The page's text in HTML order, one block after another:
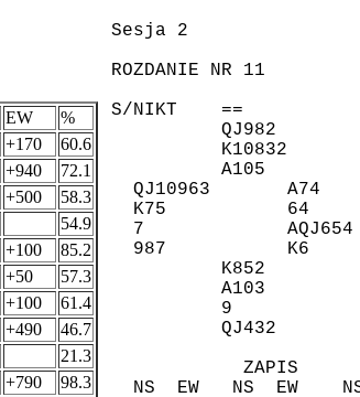
EW %
+170
60.6
+940 72.1
+500
58.3
54.9
+100
85.2
+50 57.3
+100
61.4
+490 46.7
21.3
+790 98.3